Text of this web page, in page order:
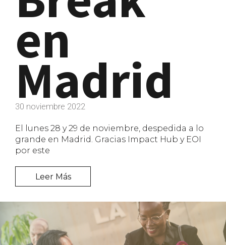
en
Madrid
30 noviembre 2022
El lunes 28 y 29 de noviembre, despedida a lo
grande en Madrid. Gracias Impact Hub y EOI
por este
Leer Más